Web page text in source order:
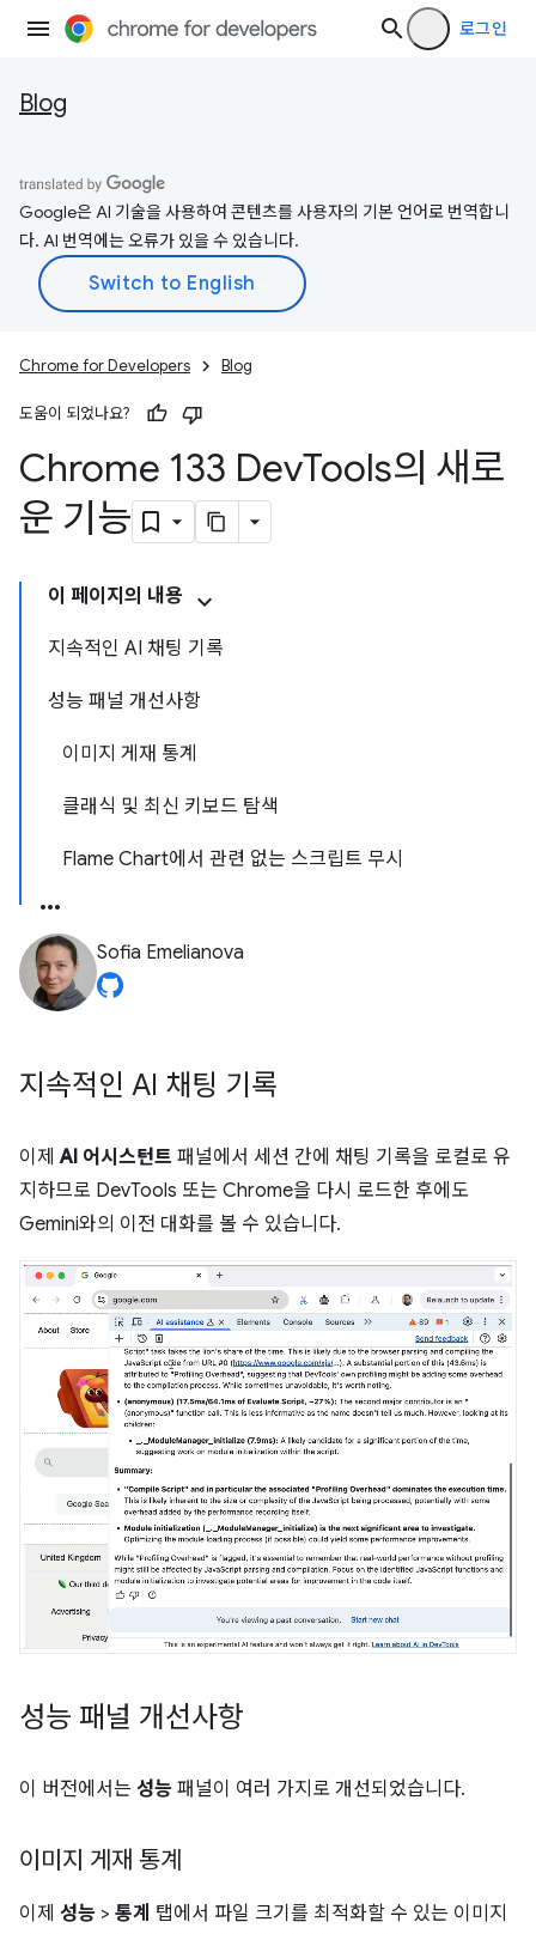
로그인
Blog
Google은 AI 기술을 사용하여 콘텐츠를 사용자의 기본 언어로 번역합니
다. AI 번역에는 오류가 있을 수 있습니다.
Chrome for Developers Blog
도움이 되었나요?
Chrome 133 DevTools의 새로
운 기능
이 페이지의 내용
지속적인 AI 채팅 기록
성능 패널 개선사항
이미지 게재 통계
클래식 및 최신 키보드 탐색
Flame Chart에서 관련 없는 스크립트 무시
Sofia Emelianova
지속적인 AI 채팅 기록
이제AI 어시스턴트 패널에서 세션 간에 채팅 기록을 로컬로 유
지하므로 DevTools 또는 Chrome을 다시 로드한 후에도
Gemini와의 이전 대화를 볼 수 있습니다.
성능 패널 개선사항
이 버전에서는 성능 패널이 여러 가지로 개선되었습니다.
이미지 게재 통계
이제 성능 > 통계 탭에서 파일 크기를 최적화할 수 있는 이미지